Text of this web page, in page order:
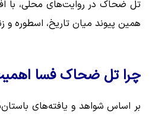
تل ضحاک در روایت‌های محلی، با
همین پیوند میان تاریخ، اسطوره
چرا تل ضحاک فسا
بر اساس شواهد و یافته‌های